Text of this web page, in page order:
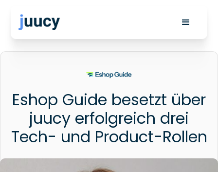
Eshop Guide besetzt über
juucy erfolgreich drei
Tech- und Product-Rollen